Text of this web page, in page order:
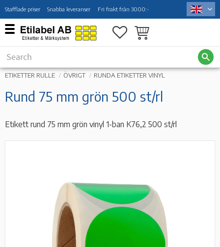
Menu
Stafflade priser Snabba leveranser Fri frakt från 3000:-
Favorites
Basket
ETIKETTER RULLE ÖVRIGT RUNDA ETIKETTER VINYL
Rund 75 mm grön 500 st/rl
Etikett rund 75 mm grön vinyl 1-ban K76,2 500 st/rl